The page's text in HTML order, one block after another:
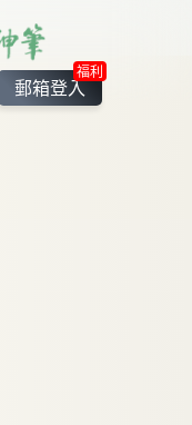
福利
郵箱登入